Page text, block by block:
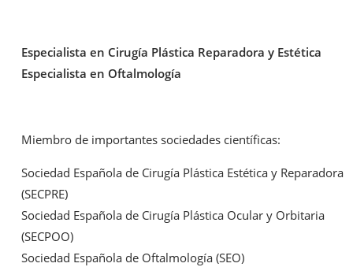
Especialista en Cirugía Plástica Reparadora y Estética
Especialista en Oftalmología
Miembro de importantes sociedades científicas:
Sociedad Española de Cirugía Plástica Estética y Reparadora
(SECPRE)
Sociedad Española de Cirugía Plástica Ocular y Orbitaria
(SECPOO)
Sociedad Española de Oftalmología (SEO)